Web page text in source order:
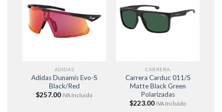
ADIDAS
Adidas Dunamis Evo-S
Black/Red
$257.00 IVA Incluido
CARRERA
Carrera Carduc 011/S
Matte Black Green
Polarizadas
$223.00 IVA Incluido